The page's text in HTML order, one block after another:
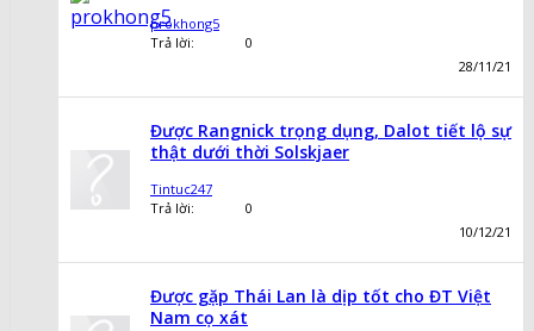
prokhong5
Trả lời:
0
28/11/21
Được Rangnick trọng dụng, Dalot tiết lộ sự
thật dưới thời Solskjaer
Tintuc247
Trả lời:
0
10/12/21
Được gặp Thái Lan là dịp tốt cho ĐT Việt
Nam cọ xát